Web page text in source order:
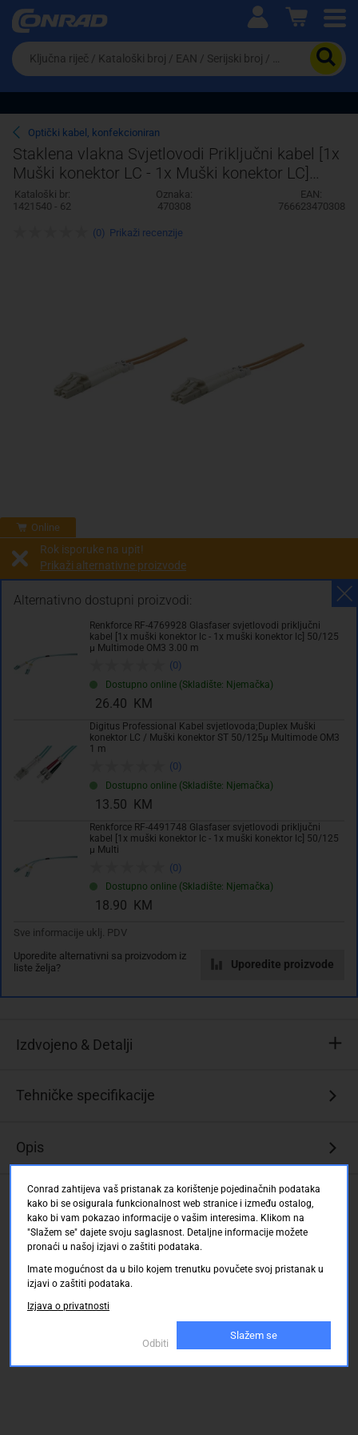
Ova postavka prilagođava asortiman proizvoda i
cijene vašim potrebama.
Pravno lice
Da
biste
potražili
proizvod,
unesite
ključnu
riječ,
kataloški
broj,
EAN
ili
Optički kabel, konfekcioniran
Staklena vlakna Svjetlovodi Priključni kabel [1x
Muški konektor LC - 1x Muški konektor LC]
50/125 µ Multimode OM2 1 m Inte
Kataloški br:
1421540 - 62
Oznaka:
470308
EAN:
766623470308
Online
Alternativno dostupni proizvodi:
Renkforce RF-4769928 Glasfaser svjetlovodi priključni
kabel [1x muški konektor lc - 1x muški konektor lc] 50/125
µ Multimode OM3 3.00 m
(0)
Dostupno online (Skladište: Njemačka)
26.40 KM
Digitus Professional Kabel svjetlovoda;Duplex Muški
konektor LC / Muški konektor ST 50/125µ Multimode OM3
1 m
(0)
Dostupno online (Skladište: Njemačka)
13.50 KM
Renkforce RF-4491748 Glasfaser svjetlovodi priključni
kabel [1x muški konektor lc - 1x muški konektor lc] 50/125
µ Multi
(0)
Dostupno online (Skladište: Njemačka)
18.90 KM
Sve informacije uklj. PDV
Uporedite alternativni sa proizvodom iz
liste želja?
Uporedite proizvode
Rok isporuke na upit!
Prikaži alternativne proizvode
Prodaja i slanje od: Architektengruppe S71 d.o.o.
32.90 KM
sa PDV Troškovi dostave
Dodati na listu želja
(0) Prikaži recenzije
Izdvojeno & Detalji
Pogodan
optičke
aplikacije
propusnost
nisko
prigušenje
za
velike
udaljenosti
Tehničke specifikacije
Opis
Ocjene kupaca
Conrad zahtijeva vaš pristanak za korištenje pojedinačnih podataka
kako bi se osigurala funkcionalnost web stranice i između ostalog,
kako bi vam pokazao informacije o vašim interesima. Klikom na
"Slažem se" dajete svoju saglasnost. Detaljne informacije možete
pronaći u našoj izjavi o zaštiti podataka.
Imate mogućnost da u bilo kojem trenutku povučete svoj pristanak u
izjavi o zaštiti podataka.
Izjava o privatnosti
Odbiti
Slažem se